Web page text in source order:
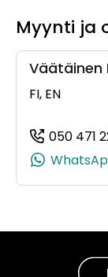
Myynti ja
Väätäinen
FI, EN
050 471